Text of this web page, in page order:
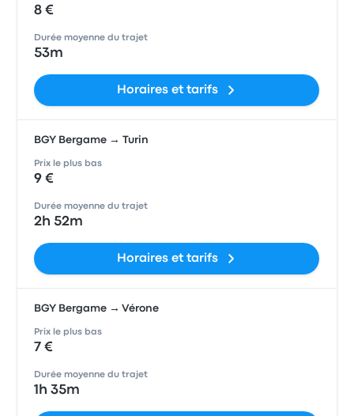
8 €
Durée moyenne du trajet
53m
Horaires et tarifs
BGY Bergame → Turin
Prix le plus bas
9 €
Durée moyenne du trajet
2h 52m
Horaires et tarifs
BGY Bergame → Vérone
Prix le plus bas
7 €
Durée moyenne du trajet
1h 35m